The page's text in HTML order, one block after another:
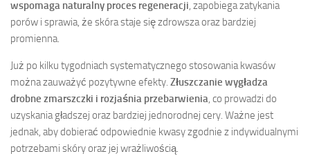
wspomaga naturalny proces regeneracji, zapobiega zatykania
porów i sprawia, że skóra staje się zdrowsza oraz bardziej
promienna.
Już po kilku tygodniach systematycznego stosowania kwasów
można zauważyć pozytywne efekty. Złuszczanie wygładza
drobne zmarszczki i rozjaśnia przebarwienia, co prowadzi do
uzyskania gładszej oraz bardziej jednorodnej cery. Ważne jest
jednak, aby dobierać odpowiednie kwasy zgodnie z indywidualnymi
potrzebami skóry oraz jej wrażliwością.